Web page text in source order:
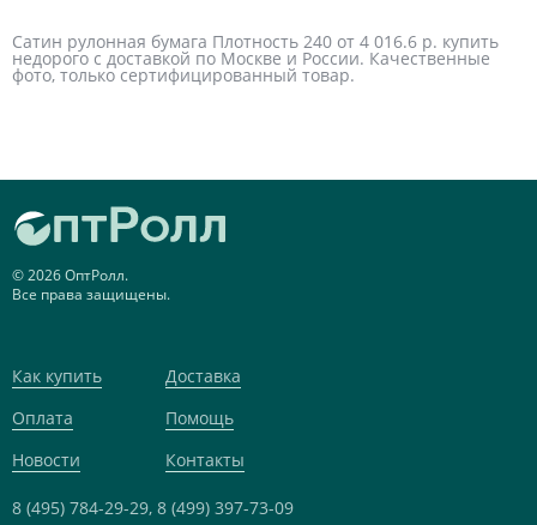
Сатин рулонная бумага Плотность 240 от 4 016.6 р. купить
недорого с доставкой по Москве и России. Качественные
фото, только сертифицированный товар.
© 2026 ОптРолл.
Все права защищены.
Как купить
Доставка
Оплата
Помощь
Новости
Контакты
8 (495) 784-29-29, 8 (499) 397-73-09